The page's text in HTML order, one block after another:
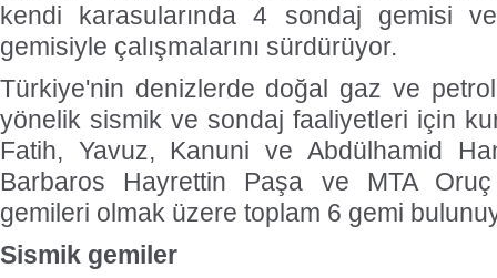
kendi karasularında 4 sondaj gemisi
gemisiyle çalışmalarını sürdürüyor.
Türkiye'nin denizlerde doğal gaz ve petrol
yönelik sismik ve sondaj faaliyetleri için
Fatih, Yavuz, Kanuni ve Abdülhamid
Barbaros Hayrettin Paşa ve MTA
gemileri olmak üzere toplam 6 gemi
Sismik gemiler